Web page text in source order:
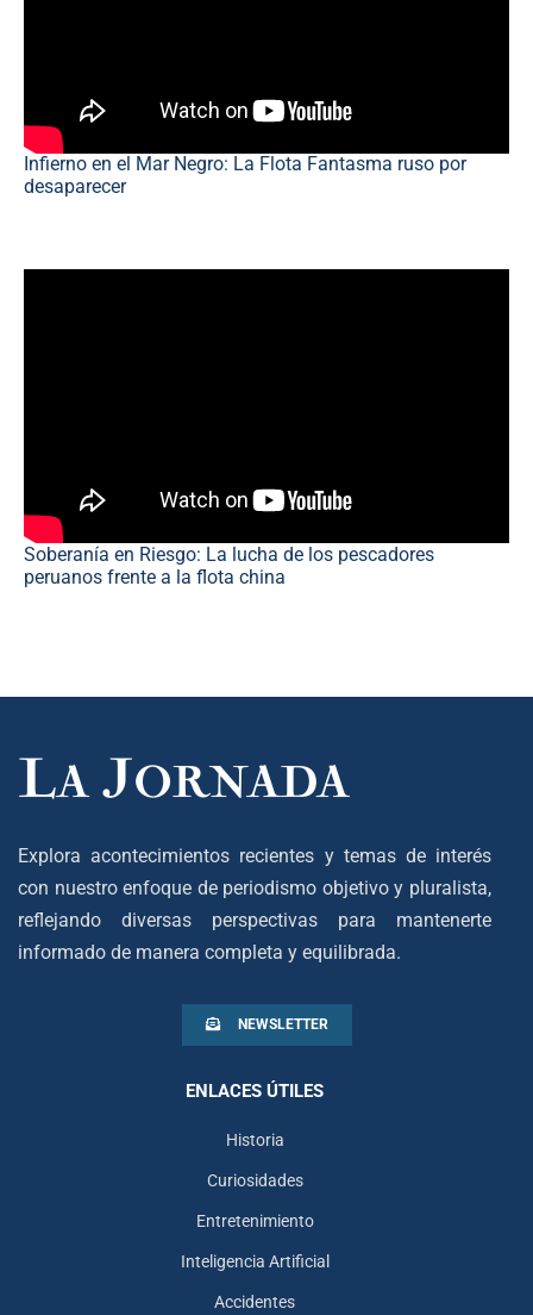
Infierno en el Mar Negro: La Flota Fantasma ruso por
desaparecer
Soberanía en Riesgo: La lucha de los pescadores
peruanos frente a la flota china
Explora acontecimientos recientes y temas de interés
con nuestro enfoque de periodismo objetivo y pluralista,
reflejando diversas perspectivas para mantenerte
informado de manera completa y equilibrada.
NEWSLETTER
ENLACES ÚTILES
Historia
Curiosidades
Entretenimiento
Inteligencia Artificial
Accidentes